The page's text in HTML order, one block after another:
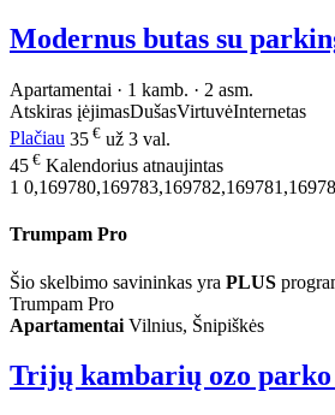
Modernus butas su
Apartamentai · 1 kamb. · 2 asm.
Atskiras įėjimasDušasVirtuvėInternetas
Plačiau 35 € už 3 val.
45 € Kalendorius atnaujintas
1
Trumpam Pro
Šio skelbimo savininkas yra PLUS
Trumpam Pro
Apartamentai Vilnius, Šnipiškės
Trijų kambarių ozo